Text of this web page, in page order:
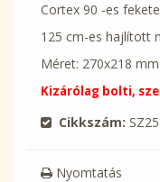
Cortex 90 -es
125 cm-es hajlított
Méret: 270x218 mm
Kizárólag bolti,
Cikkszám:
Nyomtatás